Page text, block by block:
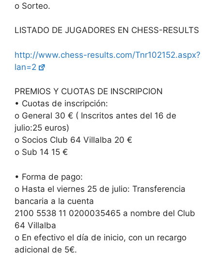
o Sorteo.
LISTADO DE JUGADORES EN CHESS-RESULTS
http://www.chess-results.com/Tnr102152.aspx?
lan=2
PREMIOS Y CUOTAS DE INSCRIPCION
• Cuotas de inscripción:
o General 30 € ( Inscritos antes del 16 de
julio:25 euros)
o Socios Club 64 Villalba 20 €
o Sub 14 15 €
• Forma de pago:
o Hasta el viernes 25 de julio: Transferencia
bancaria a la cuenta
2100 5538 11 0200035465 a nombre del Club
64 Villalba
o En efectivo el día de inicio, con un recargo
adicional de 5€.